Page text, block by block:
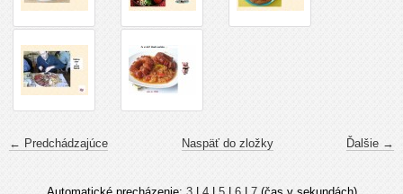
← Predchádzajúce Ďalšie →
Naspäť do zložky